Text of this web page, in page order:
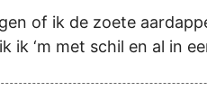
of ik de zoete
ik ‘m met schil en al in